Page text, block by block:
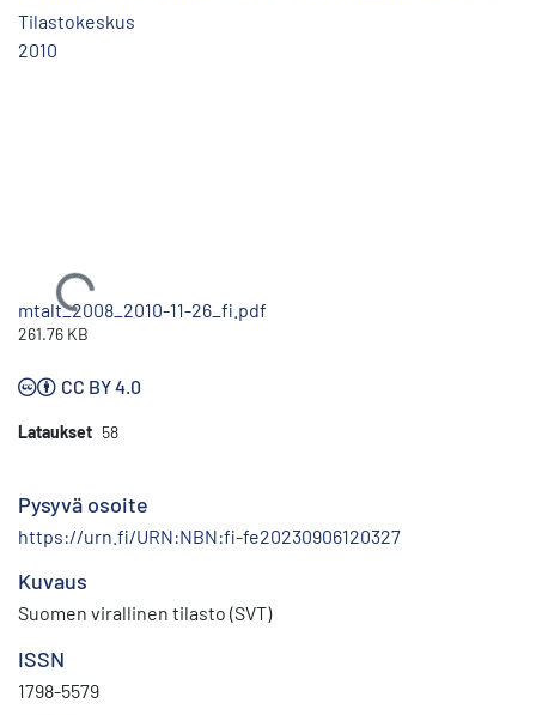
Tilastokeskus
2010
Ladataan...
mtalt_2008_2010-11-26_fi.pdf
261.76 KB
CC BY 4.0
Lataukset 58
Pysyvä osoite
https://urn.fi/URN:NBN:fi-fe20230906120327
Kuvaus
Suomen virallinen tilasto (SVT)
ISSN
1798-5579